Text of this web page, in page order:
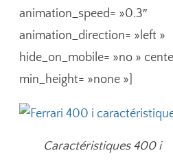
animation_speed= »0.3″
animation_direction= »left »
hide_on_mobile= »no »
min_height= »none »]
Caractéristiques 400 i